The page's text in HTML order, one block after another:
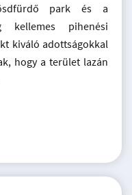
park és a
kellemes pihenési
kiváló adottságokkal
hogy a terület lazán